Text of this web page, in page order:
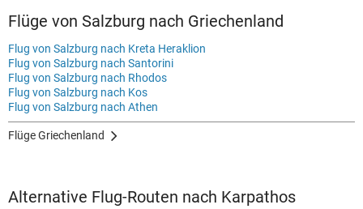
Flüge von Salzburg nach Griechenland
Flug von Salzburg nach Kreta Heraklion
Flug von Salzburg nach Santorini
Flug von Salzburg nach Rhodos
Flug von Salzburg nach Kos
Flug von Salzburg nach Athen
Flüge Griechenland
Alternative Flug-Routen nach Karpathos